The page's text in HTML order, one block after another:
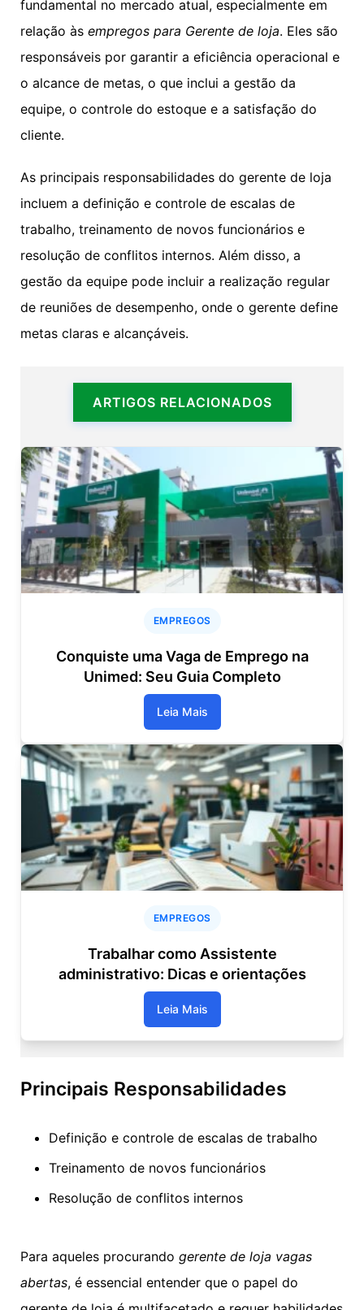
fundamental no mercado atual, especialmente em
relação às empregos para Gerente de loja. Eles são
responsáveis por garantir a eficiência operacional e
o alcance de metas, o que inclui a gestão da
equipe, o controle do estoque e a satisfação do
cliente.
As principais responsabilidades do gerente de loja
incluem a definição e controle de escalas de
trabalho, treinamento de novos funcionários e
resolução de conflitos internos. Além disso, a
gestão da equipe pode incluir a realização regular
de reuniões de desempenho, onde o gerente define
metas claras e alcançáveis.
ARTIGOS RELACIONADOS
EMPREGOS
Conquiste uma Vaga de Emprego na
Unimed: Seu Guia Completo
Leia Mais
EMPREGOS
Trabalhar como Assistente
administrativo: Dicas e orientações
Leia Mais
Principais Responsabilidades
Definição e controle de escalas de trabalho
Treinamento de novos funcionários
Resolução de conflitos internos
Para aqueles procurando gerente de loja vagas
abertas, é essencial entender que o papel do